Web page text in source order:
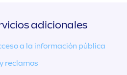
adicionales
a la información pública
reclamos